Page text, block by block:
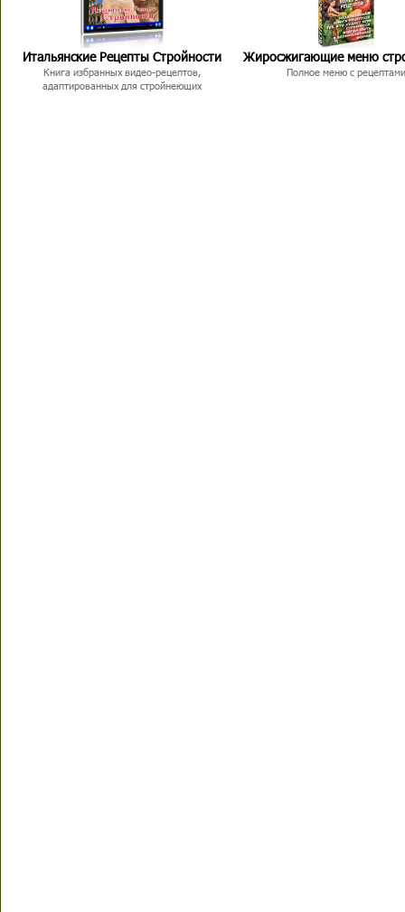
Итальянские Рецепты Стройности
Книга избранных видео-рецептов,
адаптированных для стройнеющих
Жиросжигающие меню
Полное меню с рецептами